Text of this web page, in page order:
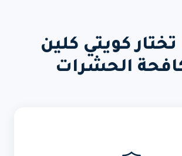
تختار كويتي كلين
الحشرات